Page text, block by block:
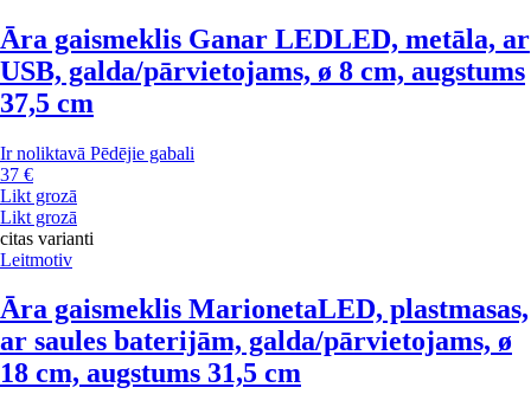
Āra gaismeklis Ganar LEDLED, metāla, ar
USB, galda/pārvietojams, ø 8 cm, augstums
37,5 cm
Ir noliktavā Pēdējie gabali
37 €
Likt grozā
Likt grozā
citas varianti
Leitmotiv
Āra gaismeklis MarionetaLED, plastmasas,
ar saules baterijām, galda/pārvietojams, ø
18 cm, augstums 31,5 cm